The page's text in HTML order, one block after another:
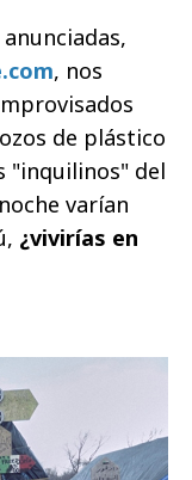
, nos
de plástico
"inquilinos" del
varían
¿vivirías en